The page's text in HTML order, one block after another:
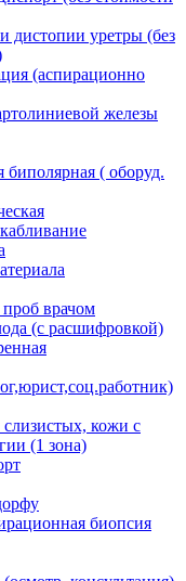
дистопии уретры (без
(аспирационно
железы
биполярная ( оборуд.
врачом
(с расшифровкой)
кожи с
(1 зона)
биопсия